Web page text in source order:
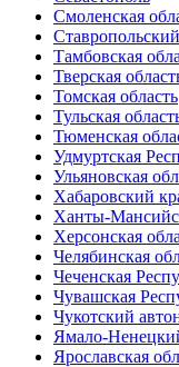
Смоленская
Тамбовская
Тверская
Томская область
Тульская
Тюменская
Удмуртская
Ульяновская
Хабаровский
Ханты-
Херсонская
Челябинская
Чеченская
Чувашская
Чукотский
Ямало-
Ярославская